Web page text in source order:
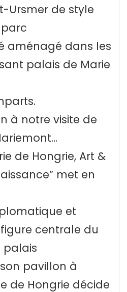
Ursmer de style
parc
aménagé dans les
palais de Marie
à notre visite de
de Hongrie, Art &
met en
et
centrale du
palais
pavillon à
de Hongrie décide